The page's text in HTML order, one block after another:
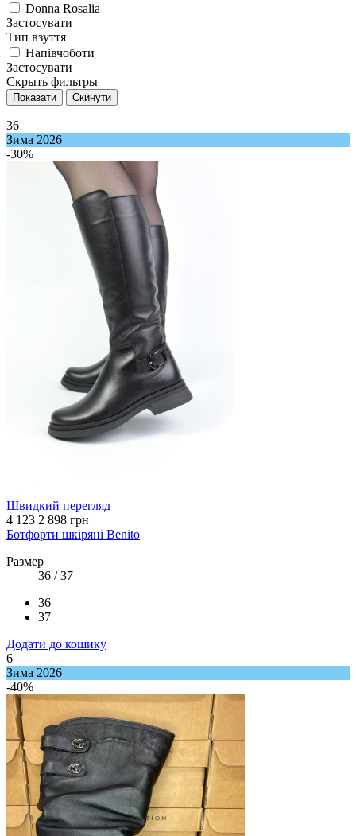
Donna Rosalia
Застосувати
Тип взуття
Напівчоботи
Застосувати
Скрыть фильтры
36
Зима 2026
-30%
Швидкий перегляд
4 123 2 898 грн
Ботфорти шкіряні Benito
Размер
36 / 37
36
37
Додати до кошику
6
Зима 2026
-40%